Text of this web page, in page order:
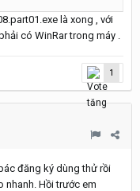
là xong , với
có WinRar trong máy .
1
đăng ký dùng thử rồi
nhanh. Hồi trước em